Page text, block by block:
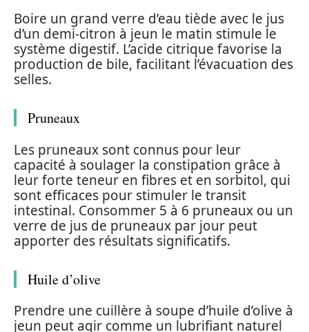
Boire un grand verre d’eau tiède avec le jus
d’un demi-citron à jeun le matin stimule le
système digestif. L’acide citrique favorise la
production de bile, facilitant l’évacuation des
selles.
Pruneaux
Les pruneaux sont connus pour leur
capacité à soulager la constipation grâce à
leur forte teneur en fibres et en sorbitol, qui
sont efficaces pour stimuler le transit
intestinal. Consommer 5 à 6 pruneaux ou un
verre de jus de pruneaux par jour peut
apporter des résultats significatifs.
Huile d’olive
Prendre une cuillère à soupe d’huile d’olive à
jeun peut agir comme un lubrifiant naturel